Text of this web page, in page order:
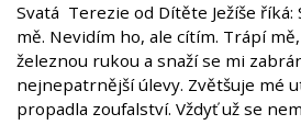
Svatá Terezie od Dítěte Ježíše říká:
mě. Nevidím ho, ale cítím. Trápí
železnou rukou a snaží se mi
nejnepatrnější úlevy. Zvětšuje mé
propadla zoufalství. Vždyť už se